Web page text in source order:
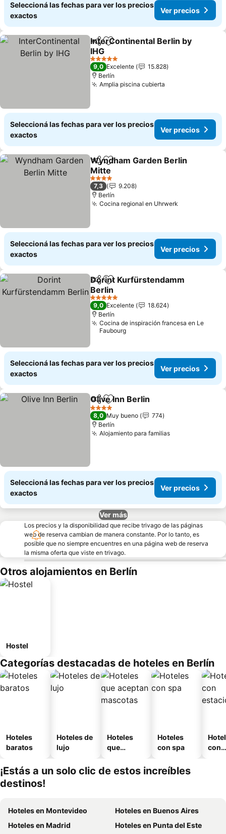
Seleccioná las fechas para ver los precios
exactos
Ver precios
CompartirAñadir a favoritos
InterContinental Berlin by
IHG
5 Estrellas
9,0 Excelente
15.828
Berlín
Amplia piscina cubierta
Seleccioná las fechas para ver los precios
exactos
Ver precios
CompartirAñadir a favoritos
Wyndham Garden Berlin
Mitte
4 Estrellas
7,3
9.208
Berlín
Cocina regional en Uhrwerk
Seleccioná las fechas para ver los precios
exactos
Ver precios
CompartirAñadir a favoritos
Dorint Kurfürstendamm
Berlin
5 Estrellas
9,0 Excelente
18.624
Berlín
Cocina de inspiración francesa en Le
Faubourg
Seleccioná las fechas para ver los precios
exactos
Ver precios
CompartirAñadir a favoritos
Olive Inn Berlin
4 Estrellas
8,0 Muy bueno
774
Berlín
Alojamiento para familias
Seleccioná las fechas para ver los precios
exactos
Ver precios
Ver más
Los precios y la disponibilidad que recibe trivago de las páginas
web de reserva cambian de manera constante. Por lo tanto, es
posible que no siempre encuentres en una página web de reserva
la misma oferta que viste en trivago.
Otros alojamientos en Berlín
Hostel
Categorías destacadas de hoteles en Berlín
Hoteles
baratos
Hoteles de
lujo
Hoteles
que
mascotas
Hoteles
con spa
con
¡Estás a un solo clic de estos increíbles
destinos!
Hoteles en Montevideo
Hoteles en Buenos Aires
Hoteles en Madrid
Hoteles en Punta del Este